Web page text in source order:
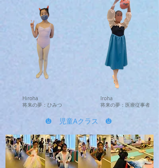
Hiroha
将来の夢：ひみつ
Iroha
将来の夢：医療従事者
🎃 児童Aクラス 🎃